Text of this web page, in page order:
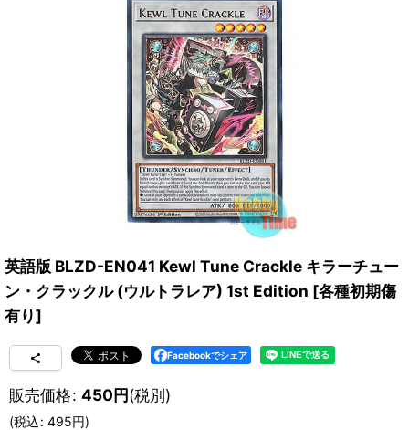
英語版 BLZD-EN041 Kewl Tune Crackle キラーチュー
ン・クラックル (ウルトラレア) 1st Edition [各種初期傷
有り]
Facebookでシェア
販売価格: 450円(税別)
(税込: 495円)